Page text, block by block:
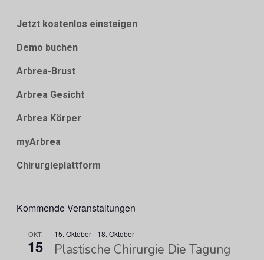
Jetzt kostenlos einsteigen
Demo buchen
Arbrea-Brust
Arbrea Gesicht
Arbrea Körper
myArbrea
Chirurgieplattform
Kommende Veranstaltungen
OKT.
15
15. Oktober- 18. Oktober
Plastische Chirurgie Die Tagung